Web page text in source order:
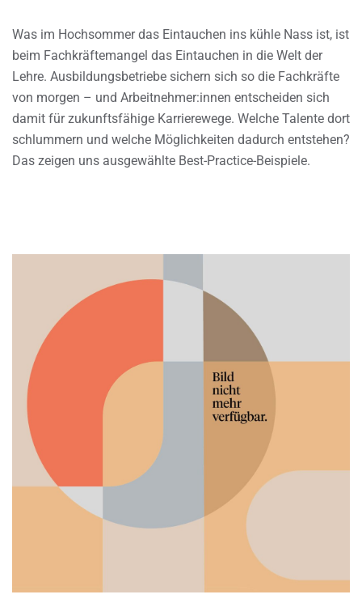
Was im Hochsommer das Eintauchen ins kühle Nass ist, ist
beim Fachkräftemangel das Eintauchen in die Welt der
Lehre. Ausbildungsbetriebe sichern sich so die Fachkräfte
von morgen – und Arbeitnehmer:innen entscheiden sich
damit für zukunftsfähige Karrierewege. Welche Talente dort
schlummern und welche Möglichkeiten dadurch entstehen?
Das zeigen uns ausgewählte Best-Practice-Beispiele.